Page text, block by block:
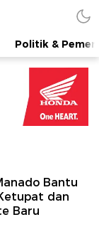
Politik &
Bantu
dan
Baru